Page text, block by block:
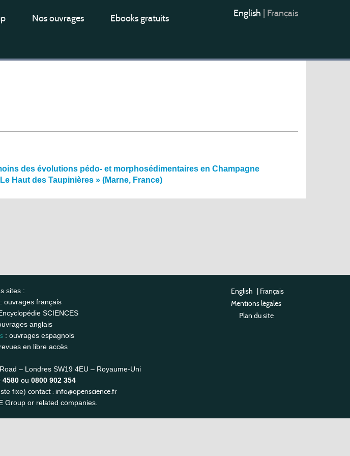
Nos ouvrages Ebooks gratuits English Français
des évolutions pédo- et morphosédimentaires en Champagne
Haut des Taupinières » (Marne, France)
sites :
ouvrages français
SCIENCES
anglais
: ouvrages espagnols
en libre accès
– Londres SW19 4EU – Royaume-Uni
4580 ou 0800 902 354
fixe) contact : info@openscience.fr
Group or related companies.
English | Français
Mentions légales
Plan du site